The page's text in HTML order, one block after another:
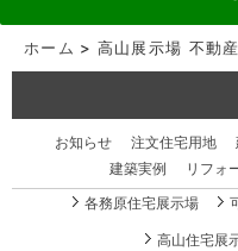
ホーム > 高山展示場 不動
お知らせ 注文住宅用地
建築実例
リフォ
各務原住宅展示場
高山住宅展